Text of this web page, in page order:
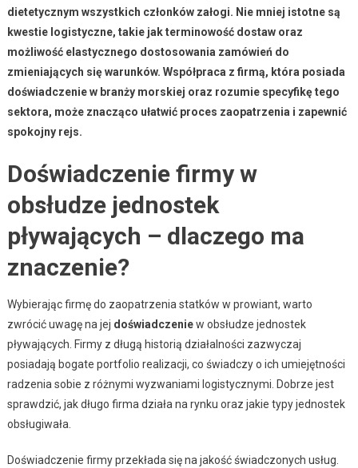
dietetycznym wszystkich członków załogi. Nie mniej istotne są
kwestie logistyczne, takie jak terminowość dostaw oraz
możliwość elastycznego dostosowania zamówień do
zmieniających się warunków. Współpraca z firmą, która posiada
doświadczenie w branży morskiej oraz rozumie specyfikę tego
sektora, może znacząco ułatwić proces zaopatrzenia i zapewnić
spokojny rejs.
Doświadczenie firmy w
obsłudze jednostek
pływających – dlaczego ma
znaczenie?
Wybierając firmę do zaopatrzenia statków w prowiant, warto
zwrócić uwagę na jej doświadczeniew obsłudze jednostek
pływających. Firmy z długą historią działalności zazwyczaj
posiadają bogate portfolio realizacji, co świadczy o ich umiejętności
radzenia sobie z różnymi wyzwaniami logistycznymi. Dobrze jest
sprawdzić, jak długo firma działa na rynku oraz jakie typy jednostek
obsługiwała.
Doświadczenie firmy przekłada się na jakość świadczonych usług.